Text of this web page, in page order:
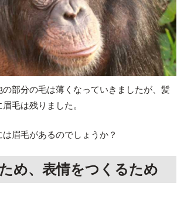
部分の毛は薄くなっていきましたが、髪
毛は残りました。
眉毛があるのでしょうか？
め、表情をつくるため